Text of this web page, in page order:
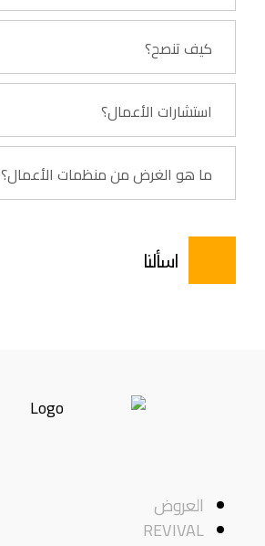
كيف تنصح؟
استشارات الأعمال؟
ما هو الغرض من منظمات الأعمال؟
اسألنا
العروض
REVIVAL